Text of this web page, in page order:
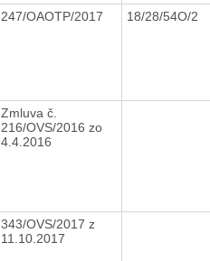
247/OAOTP/2017 18/28/54O/2
Zmluva č.
216/OVS/2016 zo
4.4.2016
343/OVS/2017 z
11.10.2017